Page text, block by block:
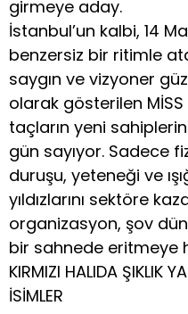
girmeye aday.
İstanbul’un kalbi, 14
benzersiz bir ritimle
saygın ve vizyoner
olarak gösterilen MİSS
taçların yeni
gün sayıyor. Sadece
duruşu, yeteneği ve
yıldızlarını sektöre
organizasyon, şov
bir sahnede eritmeye
KIRMIZI HALIDA ŞIKLIK
İSİMLER